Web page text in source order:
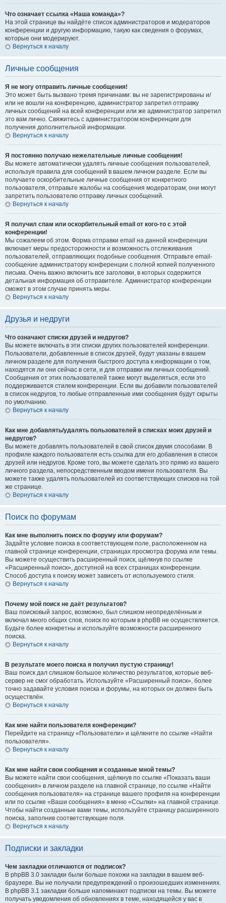
Что означает ссылка «Наша команда»?
На этой странице вы найдёте список администраторов и модераторов
конференции и другую информацию, такую как сведения о форумах,
которые они модерируют.
Вернуться к началу
Личные сообщения
Я не могу отправить личные сообщения!
Это может быть вызвано тремя причинами: вы не зарегистрированы и/
или не вошли на конференцию, администратор запретил отправку
личных сообщений на всей конференции или же администратор запретил
это вам лично. Свяжитесь с администратором конференции для
получения дополнительной информации.
Вернуться к началу
Я постоянно получаю нежелательные личные сообщения!
Вы можете автоматически удалять личные сообщения пользователей,
используя правила для сообщений в вашем личном разделе. Если вы
получаете оскорбительные личные сообщения от конкретного
пользователя, отправьте жалобы на сообщения модераторам; они могут
запретить пользователю отправку личных сообщений.
Вернуться к началу
Я получил спам или оскорбительный email от кого-то с этой
конференции!
Мы сожалеем об этом. Форма отправки email на данной конференции
включает меры предосторожности и возможность отслеживания
пользователей, отправляющих подобные сообщения. Отправьте email-
сообщение администратору конференции с полной копией полученного
письма. Очень важно включить все заголовки, в которых содержится
детальная информация об отправителе. Администратор конференции
сможет в этом случае принять меры.
Вернуться к началу
Друзья и недруги
Что означают списки друзей и недругов?
Вы можете включать в эти списки других пользователей конференции.
Пользователи, добавленные в список друзей, будут указаны в вашем
личном разделе для получения быстрого доступа к информации о том,
находятся ли они сейчас в сети, и для отправки им личных сообщений.
Сообщения от этих пользователей также могут выделяться, если это
поддерживается стилем конференции. Если вы добавили пользователей
в список недругов, то любые отправленные ими сообщения будут скрыты
по умолчанию.
Вернуться к началу
Как мне добавлять/удалять пользователей в списках моих друзей и
недругов?
Вы можете добавлять пользователей в свой список двумя способами. В
профиле каждого пользователя есть ссылка для его добавления в список
друзей или недругов. Кроме того, вы можете сделать это прямо из вашего
личного раздела, непосредственным вводом имени пользователя. Вы
можете также удалять пользователей из соответствующих списков на той
же странице.
Вернуться к началу
Поиск по форумам
Как мне выполнить поиск по форуму или форумам?
Задайте условие поиска в соответствующем поле, расположенном на
главной странице конференции, страницах просмотра форума или темы.
Вы можете осуществить расширенный поиск, щёлкнув по ссылке
«Расширенный поиск», доступной на всех страницах конференции.
Способ доступа к поиску может зависеть от используемого стиля.
Вернуться к началу
Почему мой поиск не даёт результатов?
Ваш поисковый запрос, возможно, был слишком неопределённым и
включал много общих слов, поиск по которым в phpBB не осуществляется.
Будьте более конкретны и используйте возможности расширенного
поиска.
Вернуться к началу
В результате моего поиска я получил пустую страницу!
Ваш поиск дал слишком большое количество результатов, которые веб-
сервер не смог обработать. Используйте «Расширенный поиск», более
точно задавайте условия поиска и форумы, на которых он должен быть
осуществлён.
Вернуться к началу
Как мне найти пользователя конференции?
Перейдите на страницу «Пользователи» и щёлкните по ссылке «Найти
пользователя».
Вернуться к началу
Как мне найти свои сообщения и созданные мной темы?
Вы можете найти свои сообщения, щёлкнув по ссылке «Показать ваши
сообщения» в личном разделе на главной странице, по ссылке «Найти
сообщения пользователя» на странице вашего профиля на конференции
или по ссылке «Ваши сообщения» в меню «Ссылки» на главной странице.
Чтобы найти созданные вами темы, используйте страницу расширенного
поиска, заполнив соответствующие поля.
Вернуться к началу
Подписки и закладки
Чем закладки отличаются от подписок?
В phpBB 3.0 закладки были больше похожи на закладки в вашем веб-
браузере. Вы не получали предупреждений о произошедших изменениях.
В phpBB 3.1 закладки больше напоминают подписки на темы. Вы можете
получать уведомления об обновлениях в теме, находящейся у вас в